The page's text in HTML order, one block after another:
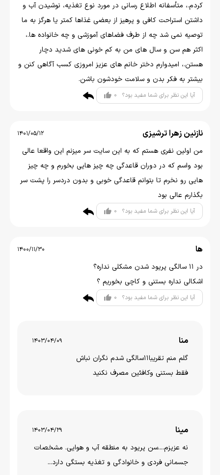
کردم.، متأسفانه اطلاع رسانی در مورد نوع تغذیه، نوشیدن آب و
داشتن استراحت کافی و پرهیز از بعضی غذاها کمتر یا هرگز به ما
توصیه نمی شد چه از طرف فضاهای آموزشی و چه خانواده ها.،
اکثر هم سن و سال های من به کم خونی های شدید دچار
هستن.، امیدوارم دختر خانم های عزیز امروزی کسب آگاهی کنن و
بیشتر به فکر بدن و سلامت خودشون باشن.
آیا این نظر برای شما مفید بود؟ 0
نازنین زهرا ترشیزی 1401/05/12
من اولین نفری هستم که به این سایت سر میزنم این واقعا عالی
بود واسم که در دوران قاعدگی چه چیز هایی بخورم و چه چیز
هایی رو نخرم تا بتوانم قاعدگی خوبی و بدون دردسر را پشت سر
بگذارم عالی بود
آیا این نظر برای شما مفید بود؟ 0
ها 1400/11/30
در ۱۱ سالگی پریود شدن مشکلی نداره؟
اشکالی نداره بستنی و کاچی بخوریم ؟
آیا این نظر برای شما مفید بود؟ 0
منا 1403/04/09
گلم منم تقریبا۱۱سالگی شدم نگران نباش
فقط بستنی وکافئین مصرف نکنید
مینا 1403/04/29
نه عزیزم....سن پریود به منطقه آب و هوایی. مشخصات
جسمانی فردی و خانوادگی و تغذیه بستگی دارد...